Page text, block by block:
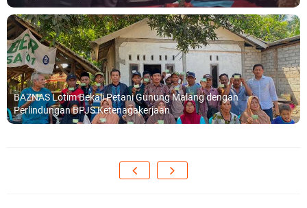
BAZNAS Lotim Bekali Petani Gunung Malang dengan
Perlindungan BPJS Ketenagakerjaan